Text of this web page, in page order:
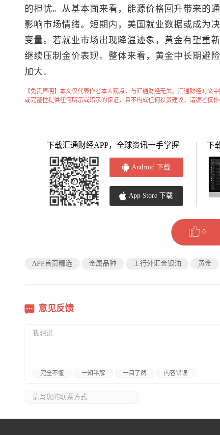
的担忧。从基本面来看，能源价格回升带来的
影响市场情绪。短期内，美国就业数据或成为
变量。若就业市场出现降温迹象，黄金有望重
继续压制金价表现。整体来看，黄金中长期避
加大。
【免责声明】本文仅代表作者本人观点，与汇通财经无关。汇通财经对文
或完整性提供任何明示或暗示的保证，且不构成任何投资建议，请读者仅
下载汇通财经APP，全球资讯一手掌握
Android 下载
App Store 下载
下
0
APP首页精选 金属品种 工行外汇金银油 黄金
意见反馈
完全不懂 一知半解 一目了然 内容错误